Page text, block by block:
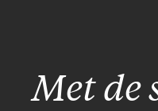
Met de